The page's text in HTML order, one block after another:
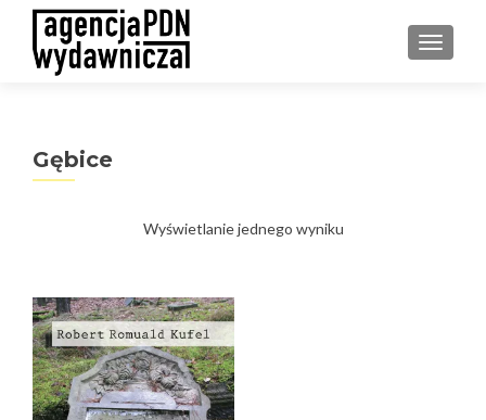
Gębice
Wyświetlanie jednego wyniku